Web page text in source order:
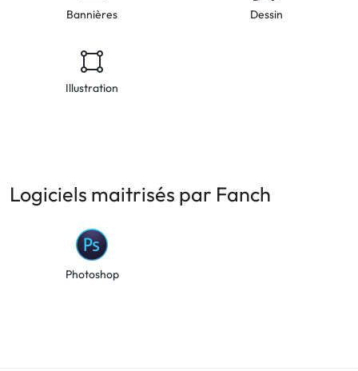
Bannières Dessin
Illustration
Logiciels maitrisés par Fanch
Photoshop